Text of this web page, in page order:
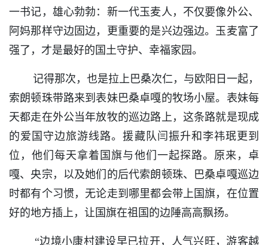
一书记，雄心勃勃：新一代玉麦人，不仅要像外公、
阿妈那样守边固边，更重要的是兴边强边。玉麦富了
强了，才是最好的国土守护、幸福家园。
记得那次，也是拉上巴桑次仁，与欧阳日一起，
索朗顿珠带路来到表妹巴桑卓嘎的牧场小屋。表妹每
天都走在外公当年放牧的巡边路上，这条路就是现成
的爱国守边旅游线路。援藏队闫振升和李祎珉更到
位，他们每天拿着国旗与他们一起探路。原来，卓
嘎、央宗，以及她们的后代索朗顿珠、巴桑卓嘎巡边
时都有个习惯，无论走到哪里都会带上国旗，在位置
好的地方插上，让国旗在祖国的边陲高高飘扬。
“边境小康村建设早已拉开，人气兴旺，游客越